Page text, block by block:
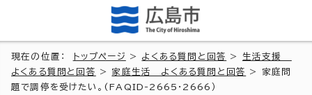
現在の位置： トップページ > よくある質問と回答 > 生活支援
よくある質問と回答
> 家庭生活 よくある質問と回答
> 家庭問
題で調停を受けたい。(FAQID-2665・2666）